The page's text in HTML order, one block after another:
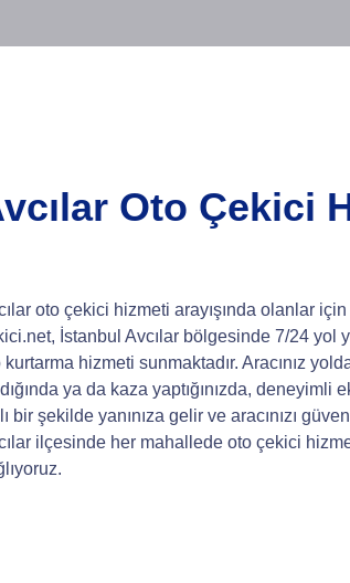
Oto Çekici
oto çekici hizmeti arayışında olanlar
İstanbul Avcılar bölgesinde 7/24 yol
kurtarma hizmeti sunmaktadır. Aracınız
ya da kaza yaptığınızda, deneyimli
bir şekilde yanınıza gelir ve aracınızı
ilçesinde her mahallede oto çekici